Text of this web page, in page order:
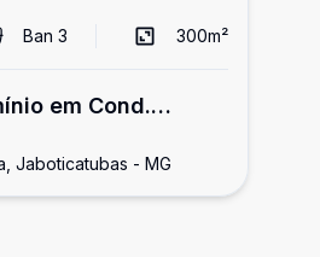
Ban3 300m²
em Cond.
300.00 m² , 4
, 4 vaga(s).
Jaboticatubas - MG